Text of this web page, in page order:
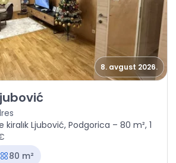
8. avgust 2026.
Ljubović
kiralık Ljubović, Podgorica – 80 m², 1
80 m²